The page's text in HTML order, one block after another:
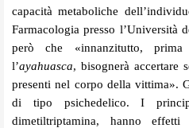
capacità metaboliche
Farmacologia presso l’Università
però che «innanzitutto,
l’ayahuasca, bisognerà accertare
presenti nel corpo della vittima».
di tipo psichedelico. I
dimetiltriptamina, hanno